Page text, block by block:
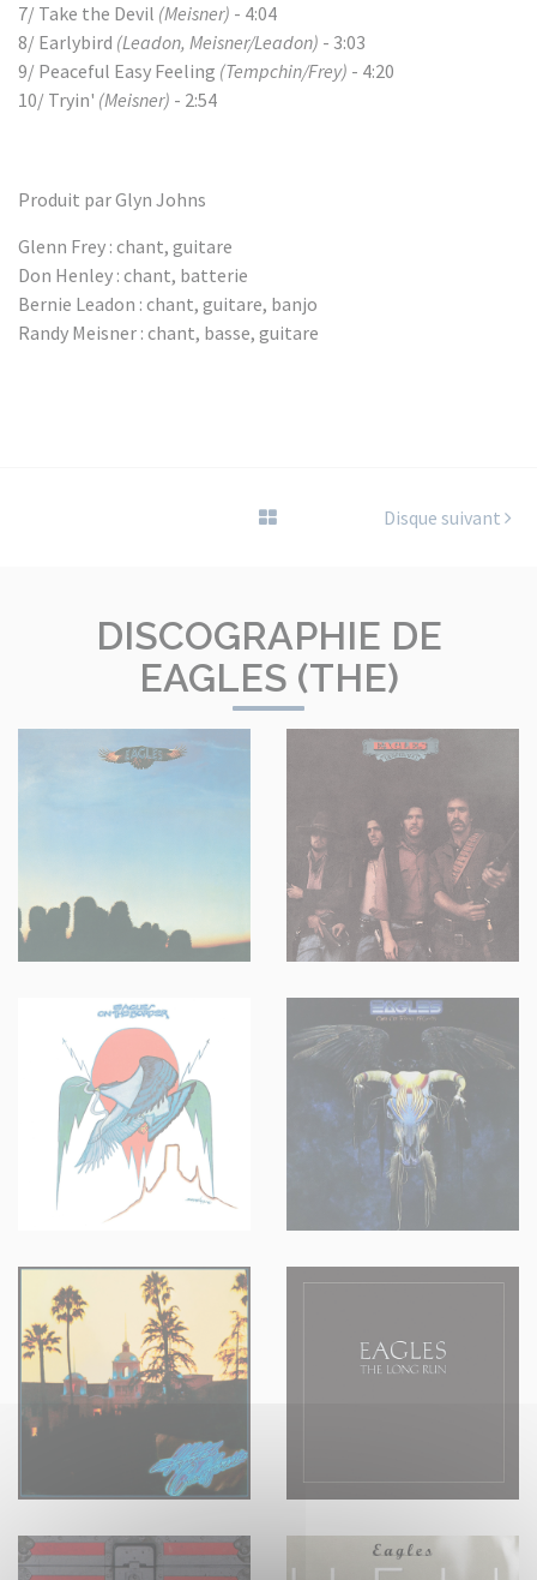
7/ Take the Devil (Meisner) - 4:04
8/ Earlybird (Leadon, Meisner/Leadon) - 3:03
9/ Peaceful Easy Feeling (Tempchin/Frey) - 4:20
10/ Tryin' (Meisner) - 2:54
Produit par Glyn Johns
Glenn Frey : chant, guitare
Don Henley : chant, batterie
Bernie Leadon : chant, guitare, banjo
Randy Meisner : chant, basse, guitare
Disque suivant
DISCOGRAPHIE DE
EAGLES (THE)